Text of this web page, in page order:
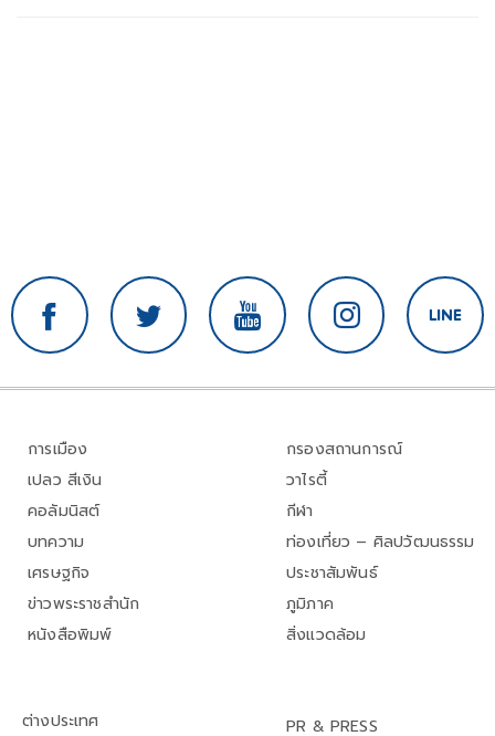
การเมือง
เปลว สีเงิน
คอลัมนิสต์
บทความ
เศรษฐกิจ
ข่าวพระราชสำนัก
หนังสือพิมพ์
กรองสถานการณ์
วาไรตี้
กีฬา
ท่องเที่ยว – ศิลปวัฒนธรรม
ประชาสัมพันธ์
ภูมิภาค
สิ่งแวดล้อม
ต่างประเทศ PR & PRESS